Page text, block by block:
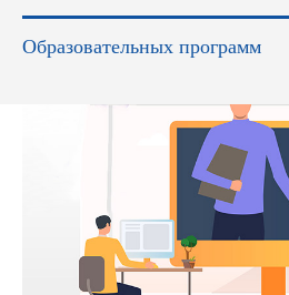
Образовательных программ